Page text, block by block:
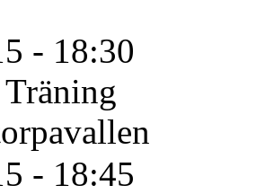
- 18:30
Träning
- 18:45